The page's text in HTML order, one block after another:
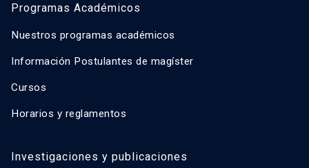
Programas Académicos
Nuestros programas académicos
Información Postulantes de magíster
Cursos
Horarios y reglamentos
Investigaciones y publicaciones